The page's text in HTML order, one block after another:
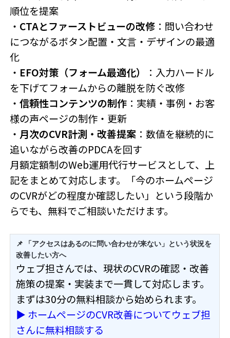
順位を提案
・ CTAとファーストビューの改修 ：問い合わせ
につながるボタン配置・文言・デザインの最適
化
・ EFO対策（フォーム最適化）
：入力ハードル
を下げてフォームからの離脱を防ぐ改修
・信頼性コンテンツの制作 ：実績・事例・お客
様の声ページの制作・更新
・ 月次のCVR計測・改善提案 ：数値を継続的に
追いながら改善のPDCAを回す
月額定額制のWeb運用代行サービスとして、上
記をまとめて対応します。「今のホームページ
のCVRがどの程度か確認したい」という段階か
らでも、無料でご相談いただけます。
📌 「アクセスはあるのに問い合わせが来ない」という状況を
改善したい方へ
ウェブ担さんでは、現状のCVRの確認・改善
施策の提案・実装まで一貫して対応します。
まずは30分の無料相談から始められます。
▶ ホームページのCVR改善についてウェブ担
さんに無料相談する